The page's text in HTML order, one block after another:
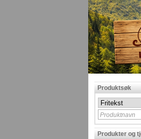
Produktsøk
Produktnavn
Produkter og